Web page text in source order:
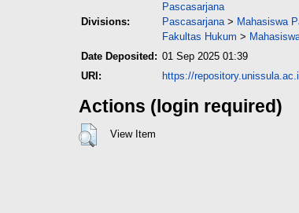
Divisions:
Pascasarjana
Pascasarjana> Mahasiswa
Fakultas Hukum >
Date Deposited: 01 Sep 2025 01:39
URI:
https://
Actions (login required)
View Item